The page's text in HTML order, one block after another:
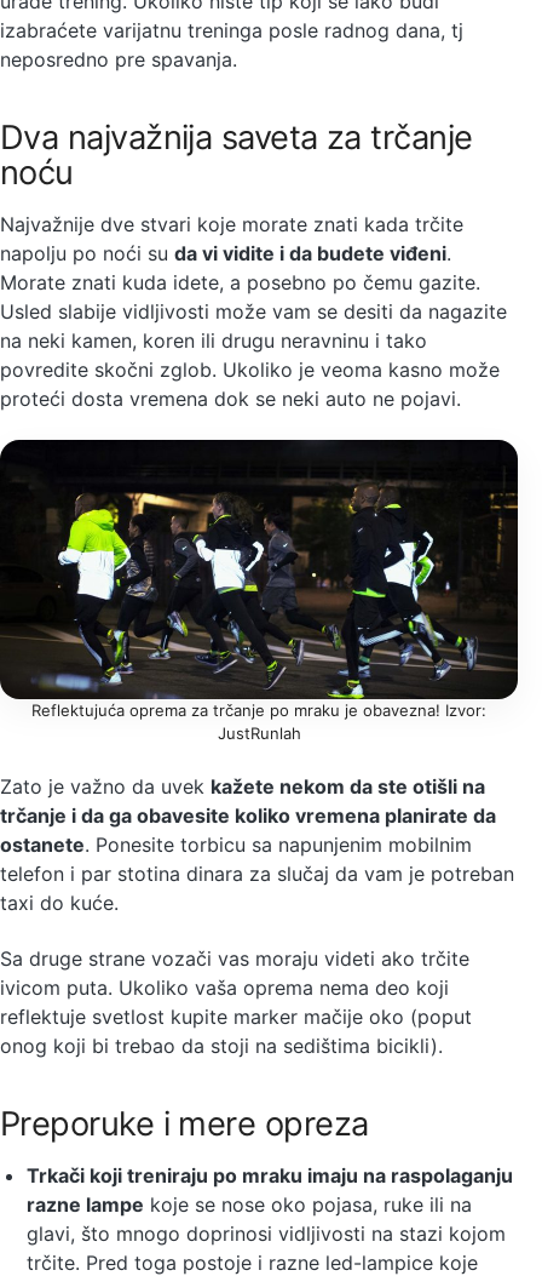
izabraćete varijatnu treninga posle radnog dana, tj
neposredno pre spavanja.
Dva najvažnija saveta za trčanje
noću
Najvažnije dve stvari koje morate znati kada trčite
napolju po noći su da vi vidite i da budete viđeni.
Morate znati kuda idete, a posebno po čemu gazite.
Usled slabije vidljivosti može vam se desiti da nagazite
na neki kamen, koren ili drugu neravninu i tako
povredite skočni zglob. Ukoliko je veoma kasno može
proteći dosta vremena dok se neki auto ne pojavi.
Reflektujuća oprema za trčanje po mraku je obavezna! Izvor:
JustRunlah
Zato je važno da uvek kažete nekom da ste otišli na
trčanje i da ga obavesite koliko vremena planirate da
ostanete. Ponesite torbicu sa napunjenim mobilnim
telefon i par stotina dinara za slučaj da vam je potreban
taxi do kuće.
Sa druge strane vozači vas moraju videti ako trčite
ivicom puta. Ukoliko vaša oprema nema deo koji
reflektuje svetlost kupite marker mačije oko (poput
onog koji bi trebao da stoji na sedištima bicikli).
Preporuke i mere opreza
Trkači koji treniraju po mraku imaju na raspolaganju
razne lampe koje se nose oko pojasa, ruke ili na
glavi, što mnogo doprinosi vidljivosti na stazi kojom
trčite. Pred toga postoje i razne led-lampice koje